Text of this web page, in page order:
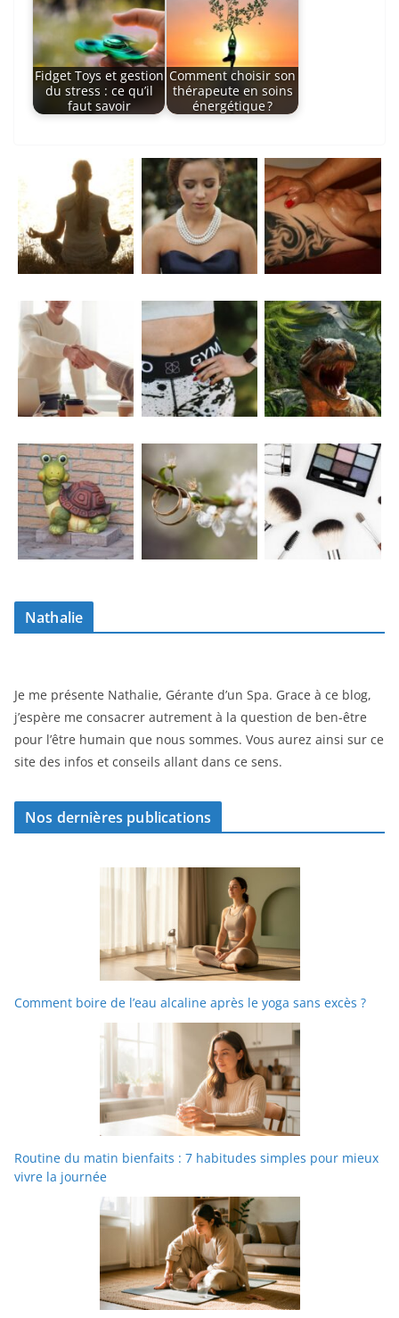
Fidget Toys et gestion
du stress : ce qu’il
faut savoir
Comment choisir son
thérapeute en soins
énergétique ?
Nathalie
Je me présente Nathalie, Gérante d’un Spa. Grace à ce blog,
j’espère me consacrer autrement à la question de ben-être
pour l’être humain que nous sommes. Vous aurez ainsi sur ce
site des infos et conseils allant dans ce sens.
Nos dernières publications
Comment boire de l’eau alcaline après le yoga sans excès ?
Routine du matin bienfaits : 7 habitudes simples pour mieux
vivre la journée